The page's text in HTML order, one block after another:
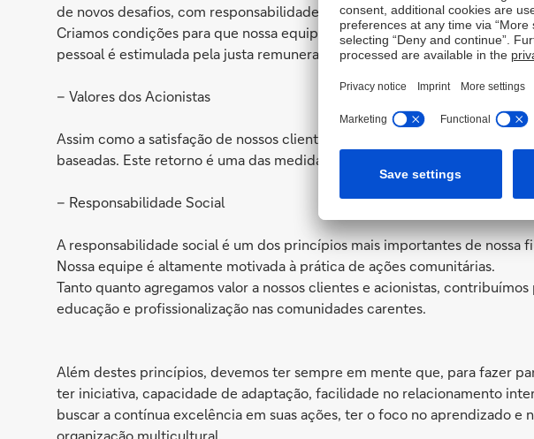
de novos desafios, com responsabilidade e reconhecimento sobre a
Criamos condições para que nossa equipe possa sustentar o
pessoal é estimulada pela justa remuneração orientada pela performance.
– Valores dos Acionistas
Assim como a satisfação de nossos clientes, o retorno a nossos
baseadas. Este retorno é uma das medidas importantes de nossas decisões
– Responsabilidade Social
A responsabilidade social é um dos princípios mais importantes de nossa
Nossa equipe é altamente motivada à prática de ações comunitárias.
Tanto quanto agregamos valor a nossos clientes e acionistas,
educação e profissionalização nas comunidades carentes.
Além destes princípios, devemos ter sempre em mente que, para fazer
ter iniciativa, capacidade de adaptação, facilidade no relacionamento
buscar a contínua excelência em suas ações, ter o foco no aprendizado
organização multicultural.